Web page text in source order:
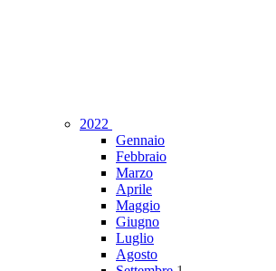
2022
Gennaio
Febbraio
Marzo
Aprile
Maggio
Giugno
Luglio
Agosto